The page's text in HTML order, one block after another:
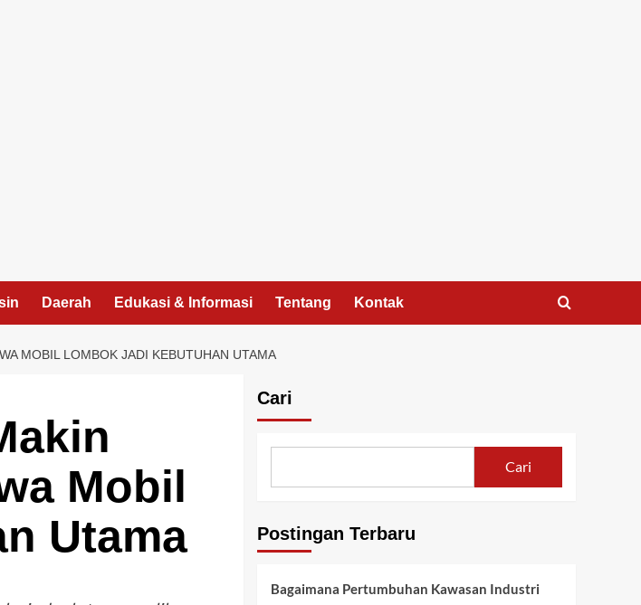
Daerah Edukasi & Informasi Tentang Kontak
MOBIL LOMBOK JADI KEBUTUHAN UTAMA
Mobil
Utama
Cari
Cari
Postingan Terbaru
Bagaimana Pertumbuhan Kawasan Industri